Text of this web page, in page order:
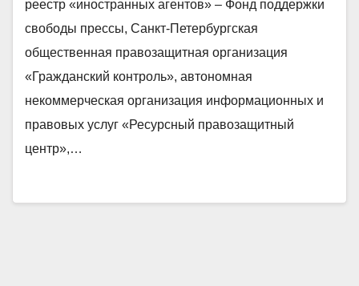
реестр «иностранных агентов» – Фонд поддержки
свободы прессы, Санкт-Петербургская
общественная правозащитная организация
«Гражданский контроль», автономная
некоммерческая организация информационных и
правовых услуг «Ресурсный правозащитный
центр»,…